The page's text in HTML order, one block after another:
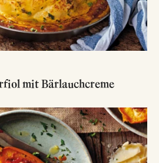
mit Bärlauchcreme